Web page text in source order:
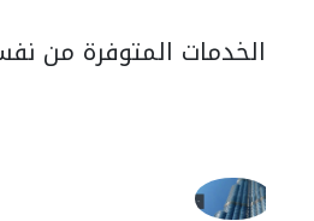
الخدمات المتوفرة من